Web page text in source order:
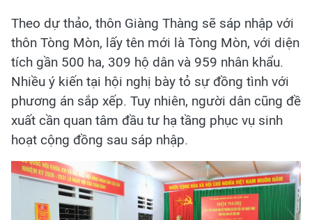
Theo dự thảo, thôn Giàng Thàng sẽ sáp nhập với
thôn Tòng Mòn, lấy tên mới là Tòng Mòn, với diện
tích gần 500 ha, 309 hộ dân và 959 nhân khẩu.
Nhiều ý kiến tại hội nghị bày tỏ sự đồng tình với
phương án sắp xếp. Tuy nhiên, người dân cũng đề
xuất cần quan tâm đầu tư hạ tầng phục vụ sinh
hoạt cộng đồng sau sáp nhập.